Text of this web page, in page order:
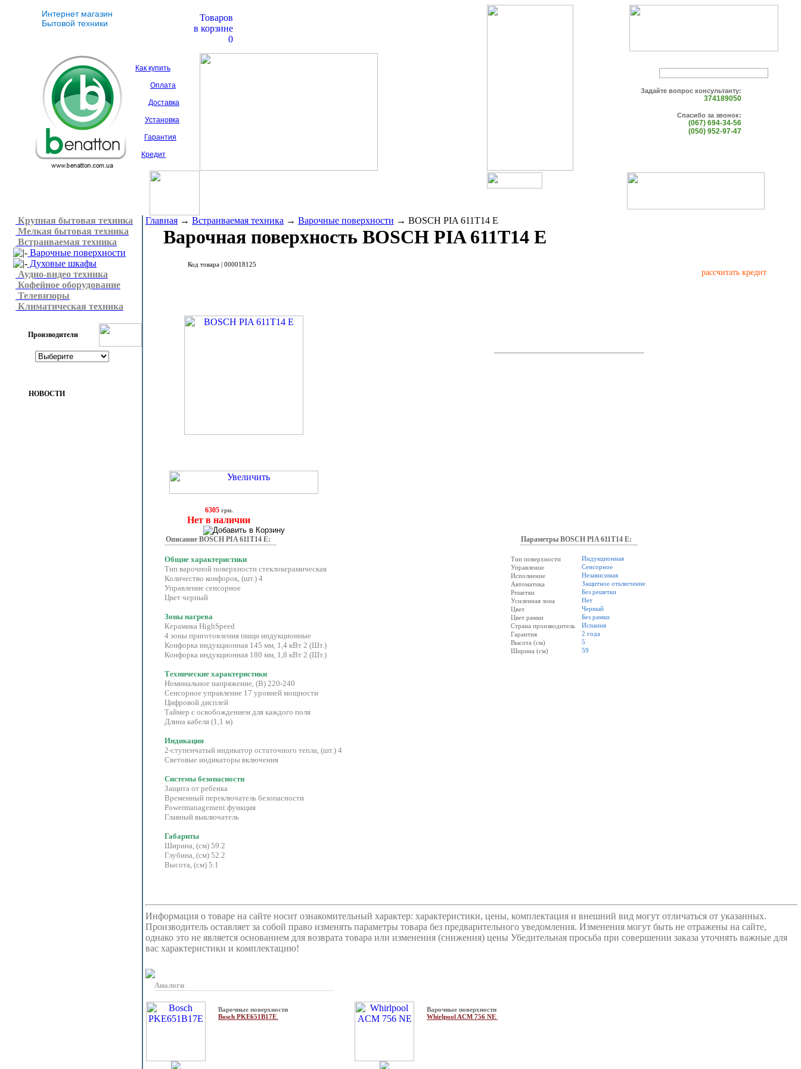
Интернет магазин
Бытовой техники
Товаров
в корзине
0
Как купить
Оплата
Доставка
Установка
Гарантия
Кредит
Задайте вопрос консультанту:
374189050
Спасибо за звонок:
(067) 694-34-56
(050) 952-97-47
Крупная бытовая техника
Мелкая бытовая техника
Встраиваемая техника
Варочные поверхности
Духовые шкафы
Аудио-видео техника
Кофейное оборудование
Телевизоры
Климатическая техника
Производители
НОВОСТИ
Главная → Встраиваемая техника → Варочные поверхности → BOSCH PIA 611T14 E
Варочная поверхность BOSCH PIA 611T14 E
Код товара | 000018125
рассчитать кредит
6305грн.
Нет в наличии
Описание BOSCH PIA 611T14 E:
Общие характеристики
Тип варочной поверхности стеклокерамическая
Количество конфорок, (шт.) 4
Управление сенсорное
Цвет черный
Зоны нагрева
Керамика HighSpeed
4 зоны приготовления пищи индукционные
Конфорка индукционная 145 мм, 1,4 кВт 2 (Шт.)
Конфорка индукционная 180 мм, 1,8 кВт 2 (Шт.)
Технические характеристики
Номинальное напряжение, (В) 220-240
Сенсорное управление 17 уровней мощности
Цифровой дисплей
Таймер с освобождением для каждого поля
Длина кабеля (1,1 м)
Индикация
2-ступенчатый индикатор остаточного тепла, (шт.) 4
Световые индикаторы включения
Системы безопасности
Защита от ребенка
Временный переключатель безопасности
Powermanagement функция
Главный выключатель
Габариты
Ширина, (см) 59.2
Глубина, (см) 52.2
Высота, (см) 5.1
Параметры BOSCH PIA 611T14 E:
Тип поверхности
Индукционная
Управление
Сенсорное
Исполнение
Независимая
Автоматика
Защитное отключение
Решетки
Без решетки
Усиленная зона
Нет
Цвет
Черный
Цвет рамки
Без рамки
Страна производитель
Испания
Гарантия
2 года
Высота (см)
5
Ширина (см)
59
Информация о товаре на сайте носит ознакомительный характер: характеристики, цены, комплектация и внешний вид могут отличаться от указанных.
Производитель оставляет за собой право изменять параметры товара без предварительного уведомления. Изменения могут быть не отражены на сайте,
однако это не является основанием для возврата товара или изменения (снижения) цены Убедительная просьба при совершении заказа уточнять важные для
вас характеристики и комплектацию!
Аналоги
Варочные поверхности
Bosch PKE651B17E
Варочные поверхности
Whirlpool ACM 756 NE